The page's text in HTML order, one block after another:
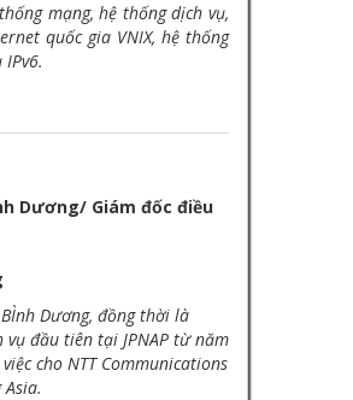
mạng, hệ thống dịch vụ,
quốc gia VNIX, hệ thống
Dương/ Giám đốc điều
Dương, đồng thời là
đầu tiên tại JPNAP từ năm
cho NTT Communications